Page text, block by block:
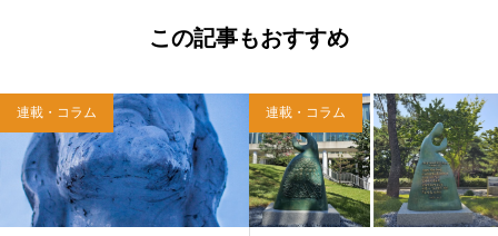
この記事もおすすめ
連載・コラム 連載・コラム